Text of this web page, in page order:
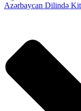
Azərbaycan Dilində